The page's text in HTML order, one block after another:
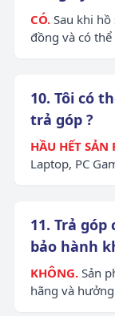
CÓ.Sau khi hồ
đồng và có
10. Tôi có
trả góp ?
HẦU HẾT
Laptop, PC
11. Trả
bảo hành
KHÔNG.Sản
hãng và